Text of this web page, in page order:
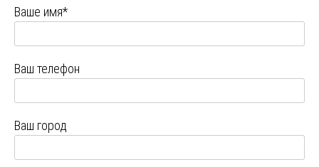
Ваше имя*
Ваш телефон
Ваш город